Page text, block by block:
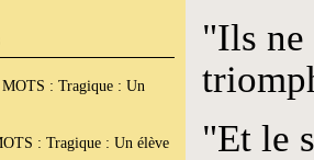
: Tragique : Un
: Tragique : Un élève
"Ils ne
"Et le